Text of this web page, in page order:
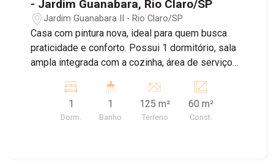
- Jardim Guanabara, Rio Claro/SP
Jardim Guanabara II - Rio Claro/SP
Casa com pintura nova, ideal para quem busca
praticidade e conforto. Possui 1 dormitório, sala
ampla integrada com a cozinha, área de serviço
1 vaga de garagem descoberta. Uma ótima opção
para morar bem com um bom custo-benefício.
Agende sua visita!
1
Dorm.
1
Banho
125 m²
Terreno
60 m²
Const.